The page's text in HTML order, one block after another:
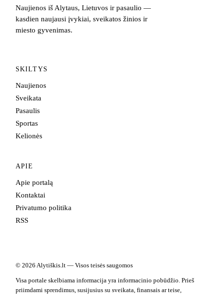
Naujienos iš Alytaus, Lietuvos ir pasaulio —
kasdien naujausi įvykiai, sveikatos žinios ir
miesto gyvenimas.
SKILTYS
Naujienos
Sveikata
Pasaulis
Sportas
Kelionės
APIE
Apie portalą
Kontaktai
Privatumo politika
RSS
© 2026 Alytiškis.lt — Visos teisės saugomos
Visa portale skelbiama informacija yra informacinio pobūdžio. Prieš
priimdami sprendimus, susijusius su sveikata, finansais ar teise,